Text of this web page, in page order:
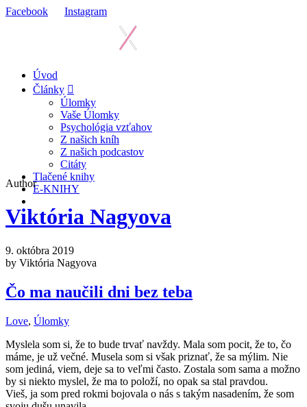
Facebook Instagram
Úvod
Články
Úlomky
Vaše Úlomky
Psychológia vzťahov
Z našich kníh
Z našich podcastov
Citáty
Tlačené knihy
E-KNIHY
Author
Viktória Nagyova
9. októbra 2019
by Viktória Nagyova
Čo ma naučili dni bez teba
Love, Úlomky
Myslela som si, že to bude trvať navždy. Mala som pocit, že to, čo
máme, je už večné. Musela som si však priznať, že sa mýlim. Nie
som jediná, viem, deje sa to veľmi často. Zostala som sama a možno
by si niekto myslel, že ma to položí, no opak sa stal pravdou.
Vieš, ja som pred rokmi bojovala o nás s takým nasadením, že som